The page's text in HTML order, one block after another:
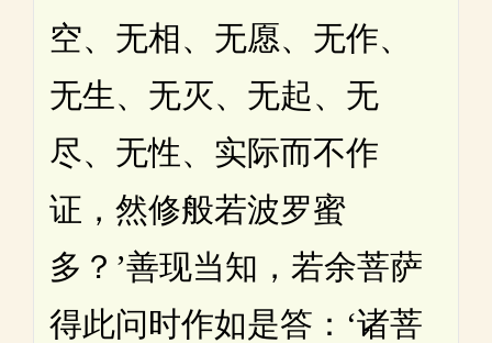
空、无相、无愿、无作、
无生、无灭、无起、无
尽、无性、实际而不作
证，然修般若波罗蜜
多？’善现当知，若余菩萨
得此问时作如是答：‘诸菩